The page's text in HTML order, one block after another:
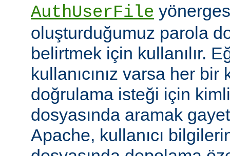
AuthUserFile
oluşturduğumuz parola
belirtmek için kullanılır.
kullanıcınız varsa her bir
doğrulama isteği için
dosyasında aramak
Apache, kullanıcı